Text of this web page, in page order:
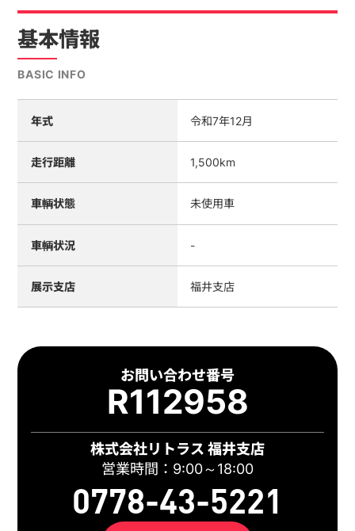
基本情報
BASIC INFO
年式 令和7年12月
走行距離 1,500km
車輌状態 未使用車
車輌状況 -
展示支店 福井支店
お問い合わせ番号
R112958
株式会社リトラス 福井支店
営業時間：9:00～18:00
0778-43-5221